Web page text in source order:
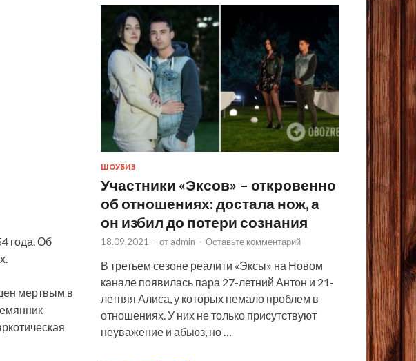
года. Об
мертвым в
ШОУБИЗ
Участники «Эксов» – откровенно
об отношениях: достала нож, а
он избил до потери сознания
18.09.2021 - от admin - Оставьте комментарий
В третьем сезоне реалити «Эксы» на Новом
канале появилась пара 27-летний Антон и 21-
летняя Алиса, у которых немало проблем в
отношениях. У них не только присутствуют
неуважение и абьюз, но …